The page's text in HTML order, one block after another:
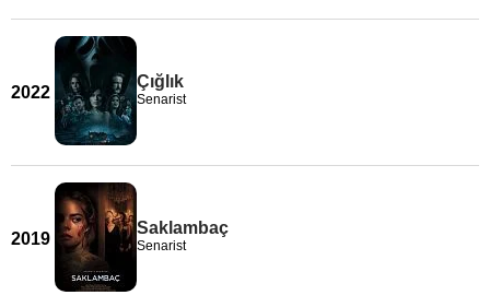
2022
Çığlık
Senarist
2019
Saklambaç
Senarist